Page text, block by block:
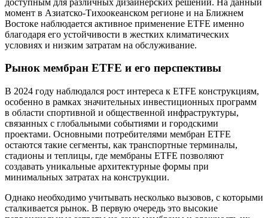
момент в Азиатско-Тихоокеанском регионе и на Ближнем
Востоке наблюдается активное применение ETFE именно
благодаря его устойчивости в жестких климатических
условиях и низким затратам на обслуживание.
Рынок мембран ETFE и его перспективы
В 2024 году наблюдался рост интереса к ETFE конструкциям,
особенно в рамках значительных инвестиционных программ
в области спортивной и общественной инфраструктуры,
связанных с глобальными событиями и городскими
проектами. Основными потребителями мембран ETFE
остаются такие сегменты, как транспортные терминалы,
стадионы и теплицы, где мембраны ETFE позволяют
создавать уникальные архитектурные формы при
минимальных затратах на конструкции.
Однако необходимо учитывать несколько вызовов, с которыми
сталкивается рынок. В первую очередь это высокие